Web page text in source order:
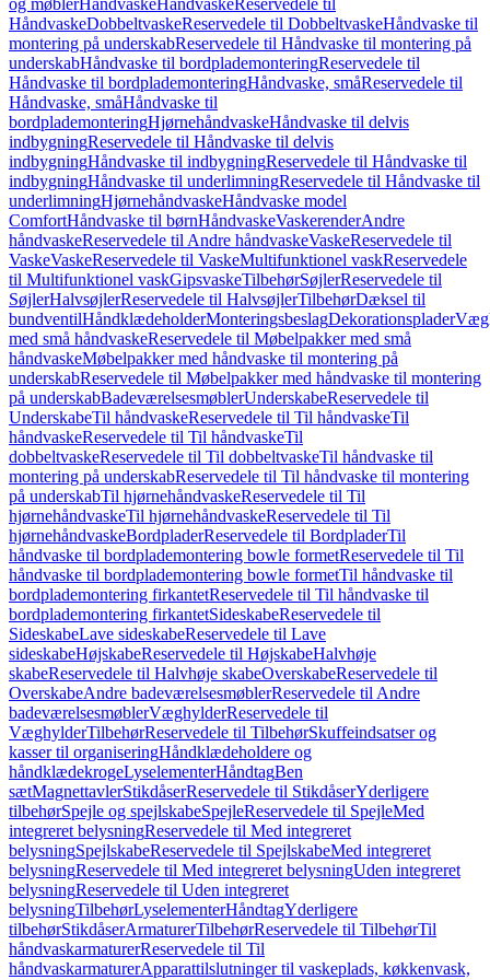
og møblerHåndvaskeHåndvaskeReservedele til
HåndvaskeDobbeltvaskeReservedele til DobbeltvaskeHåndvaske til
montering på underskabReservedele til Håndvaske til montering på
underskabHåndvaske til bordplademonteringReservedele til
Håndvaske til bordplademonteringHåndvaske, småReservedele til
Håndvaske, småHåndvaske til
bordplademonteringHjørnehåndvaskeHåndvaske til delvis
indbygningReservedele til Håndvaske til delvis
indbygningHåndvaske til indbygningReservedele til Håndvaske til
indbygningHåndvaske til underlimningReservedele til Håndvaske til
underlimningHjørnehåndvaskeHåndvaske model
ComfortHåndvaske til børnHåndvaskeVaskerenderAndre
håndvaskeReservedele til Andre håndvaskeVaskeReservedele til
VaskeVaskeReservedele til VaskeMultifunktionel vaskReservedele
til Multifunktionel vaskGipsvaskeTilbehørSøjlerReservedele til
SøjlerHalvsøjlerReservedele til HalvsøjlerTilbehørDæksel til
bundventilHåndklædeholderMonteringsbeslagDekorationsplader
med små håndvaskeReservedele til Møbelpakker med små
håndvaskeMøbelpakker med håndvaske til montering på
underskabReservedele til Møbelpakker med håndvaske til montering
på underskabBadeværelsesmøblerUnderskabeReservedele til
UnderskabeTil håndvaskeReservedele til Til håndvaskeTil
håndvaskeReservedele til Til håndvaskeTil
dobbeltvaskeReservedele til Til dobbeltvaskeTil håndvaske til
montering på underskabReservedele til Til håndvaske til montering
på underskabTil hjørnehåndvaskeReservedele til Til
hjørnehåndvaskeTil hjørnehåndvaskeReservedele til Til
hjørnehåndvaskeBordpladerReservedele til BordpladerTil
håndvaske til bordplademontering bowle formetReservedele til Til
håndvaske til bordplademontering bowle formetTil håndvaske til
bordplademontering firkantetReservedele til Til håndvaske til
bordplademontering firkantetSideskabeReservedele til
SideskabeLave sideskabeReservedele til Lave
sideskabeHøjskabeReservedele til HøjskabeHalvhøje
skabeReservedele til Halvhøje skabeOverskabeReservedele til
OverskabeAndre badeværelsesmøblerReservedele til Andre
badeværelsesmøblerVæghylderReservedele til
VæghylderTilbehørReservedele til TilbehørSkuffeindsatser og
kasser til organiseringHåndklædeholdere og
håndklædekrogeLyselementerHåndtagBen
sætMagnettavlerStikdåserReservedele til StikdåserYderligere
tilbehørSpejle og spejlskabeSpejleReservedele til SpejleMed
integreret belysningReservedele til Med integreret
belysningSpejlskabeReservedele til SpejlskabeMed integreret
belysningReservedele til Med integreret belysningUden integreret
belysningReservedele til Uden integreret
belysningTilbehørLyselementerHåndtagYderligere
tilbehørStikdåserArmaturerTilbehørReservedele til TilbehørTil
håndvaskarmaturerReservedele til Til
håndvaskarmaturerApparattilslutninger til vaskeplads, køkkenvask,